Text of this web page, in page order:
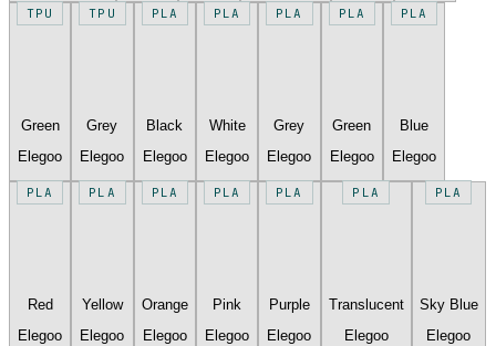
TPU
Green
Elegoo
TPU
Grey
Elegoo
PLA
Black
Elegoo
PLA
White
Elegoo
PLA
Grey
Elegoo
PLA
Green
Elegoo
PLA
Blue
Elegoo
PLA
Red
Elegoo
PLA
Yellow
Elegoo
PLA
Orange
Elegoo
PLA
Pink
Elegoo
PLA
Purple
Elegoo
PLA
Translucent
Elegoo
PLA
Sky Blue
Elegoo